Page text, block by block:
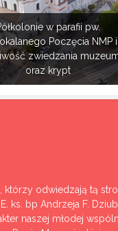
w parafii pw.
Poczęcia NMP i
zwiedzania
oraz krypt
odwiedzają tą
ks. bp Andrzeja F.
naszej młodej